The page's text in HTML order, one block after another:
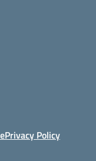
Privacy Policy